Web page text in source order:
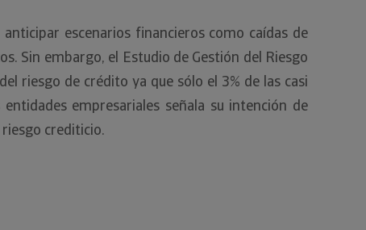
escenarios financieros como caídas de
Sin embargo, el Estudio de Gestión del Riesgo
riesgo de crédito ya que sólo el 3% de las casi
empresariales señala su intención de
crediticio.